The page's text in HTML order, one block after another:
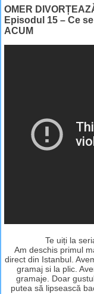
OMER
Episodul 15 – Ce
ACUM
Te uiți la
Am deschis primul
direct din Istanbul.
gramaj si la plic.
gramaje. Doar
putea să lipsească